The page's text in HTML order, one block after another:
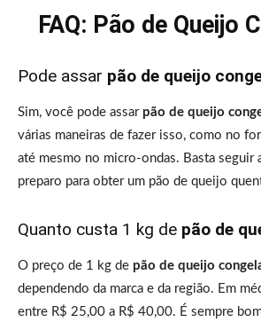
FAQ: Pão de Queijo
Pode assar pão de queijo
Sim, você pode assar pão de queijo
várias maneiras de fazer isso, como no
até mesmo no micro-ondas. Basta seguir
preparo para obter um pão de queijo
Quanto custa 1 kg de pão de
O preço de 1 kg de pão de queijo
dependendo da marca e da região. Em
entre R$ 25,00 a R$ 40,00. É sempre